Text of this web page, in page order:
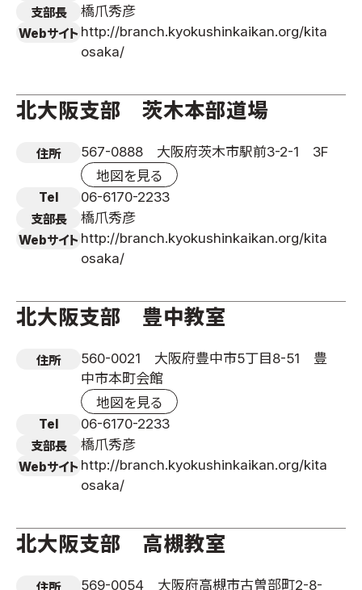
支部長 橋爪秀彦
Webサイト http://branch.kyokushinkaikan.org/kita
osaka/
北大阪支部 茨木本部道場
住所
567-0888 大阪府茨木市駅前3-2-1 3F
地図を見る
Tel 06-6170-2233
支部長 橋爪秀彦
Webサイト http://branch.kyokushinkaikan.org/kita
osaka/
北大阪支部 豊中教室
住所
560-0021 大阪府豊中市5丁目8-51 豊
中市本町会館
地図を見る
Tel 06-6170-2233
支部長 橋爪秀彦
Webサイト http://branch.kyokushinkaikan.org/kita
osaka/
北大阪支部 高槻教室
569-0054 大阪府高槻市古曽部町2-8-